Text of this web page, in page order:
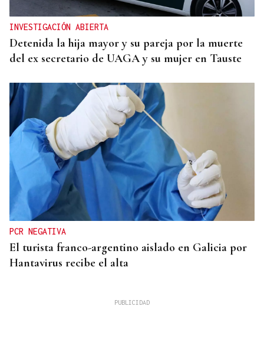
INVESTIGACIÓN ABIERTA
Detenida la hija mayor y su pareja por la muerte
del ex secretario de UAGA y su mujer en Tauste
PCR NEGATIVA
El turista franco-argentino aislado en Galicia por
Hantavirus recibe el alta